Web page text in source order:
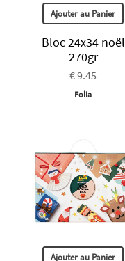
Ajouter au Panier
Bloc 24x34 noël
270gr
€ 9.45
Folia
Ajouter au Panier